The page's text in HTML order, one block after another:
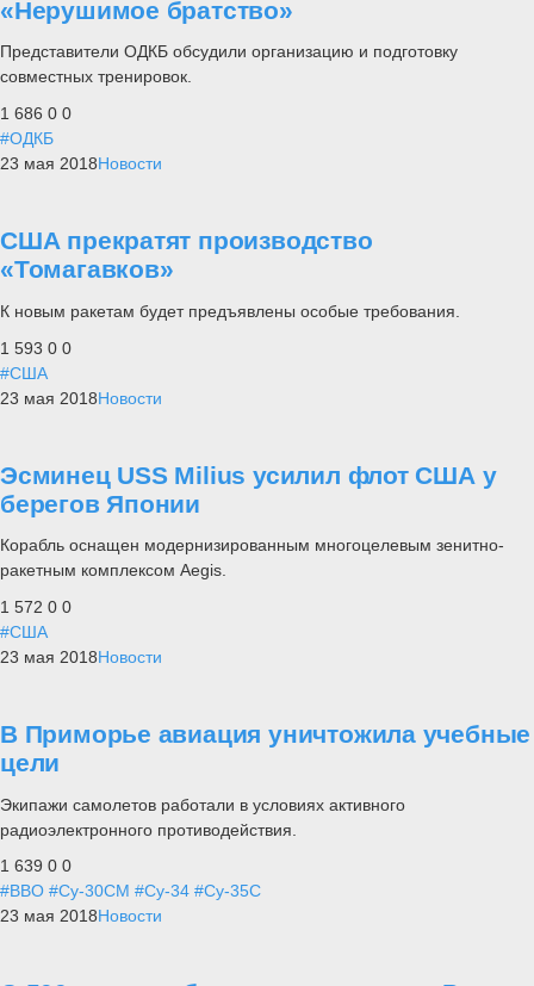
«Нерушимое братство»
Представители ОДКБ обсудили организацию и подготовку
совместных тренировок.
1 686 0 0
#ОДКБ
23 мая 2018Новости
США прекратят производство
«Томагавков»
К новым ракетам будет предъявлены особые требования.
1 593 0 0
#США
23 мая 2018Новости
Эсминец USS Milius усилил флот США у
берегов Японии
Корабль оснащен модернизированным многоцелевым зенитно-
ракетным комплексом Aegis.
1 572 0 0
#США
23 мая 2018Новости
В Приморье авиация уничтожила учебные
цели
Экипажи самолетов работали в условиях активного
радиоэлектронного противодействия.
1 639 0 0
#ВВО #Су-30СМ #Су-34 #Су-35С
23 мая 2018Новости